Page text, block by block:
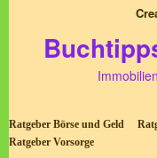
Ratgeber Börse und Geld
Ratgeber Vorsorge